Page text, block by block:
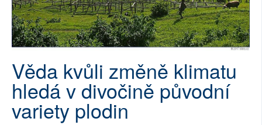
PŘÍSPĚVKY NA PROVOZ
SOCIÁLNÍ SÍTĚ
RUBRIKY
PLNÁ VERZE STRÁNEK
Věda kvůli změně klimatu
hledá v divočině původní
variety plodin